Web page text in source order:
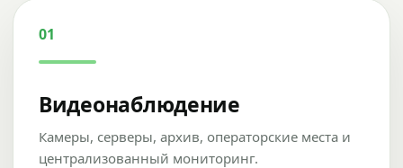
01
Видеонаблюдение
Камеры, серверы, архив, операторские места и
централизованный мониторинг.